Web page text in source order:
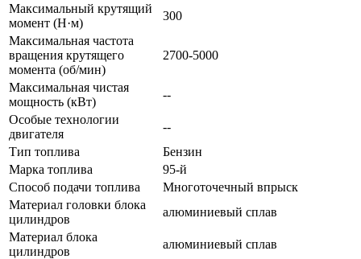
Максимальный крутящий
момент (Н·м)
300
Максимальная частота
вращения крутящего
момента (об/мин)
2700-5000
Максимальная чистая
мощность (кВт)
--
Особые технологии
двигателя
--
Тип топлива
Бензин
Марка топлива
95-й
Способ подачи топлива
Многоточечный впрыск
Материал головки блока
цилиндров
алюминиевый сплав
Материал блока
цилиндров
алюминиевый сплав